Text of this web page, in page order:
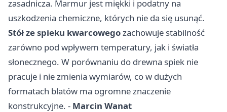
zasadnicza. Marmur jest miękki i podatny na
uszkodzenia chemiczne, których nie da się usunąć.
Stół ze spieku kwarcowegozachowuje stabilność
zarówno pod wpływem temperatury, jak i światła
słonecznego. W porównaniu do drewna spiek nie
pracuje i nie zmienia wymiarów, co w dużych
formatach blatów ma ogromne znaczenie
konstrukcyjne. - Marcin Wanat